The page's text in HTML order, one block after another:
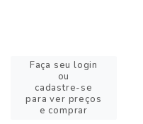
Faça seu login
ou
cadastre-se
para ver preços
e comprar